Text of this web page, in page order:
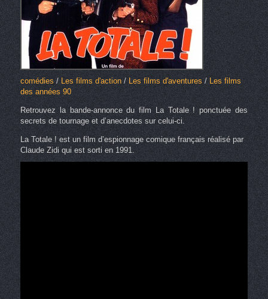
comédies/ Les films d'action/ Les films d'aventures/ Les films
des années 90
Retrouvez la bande-annonce du film La Totale ! ponctuée des
secrets de tournage et d’anecdotes sur celui-ci.
La Totale ! est un film d’espionnage comique français réalisé par
Claude Zidi qui est sorti en 1991.